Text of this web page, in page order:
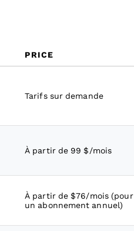
PRICE
Tarifs sur demande
À partir de 99 $/mois
À partir de $76/mois (pour
un abonnement annuel)